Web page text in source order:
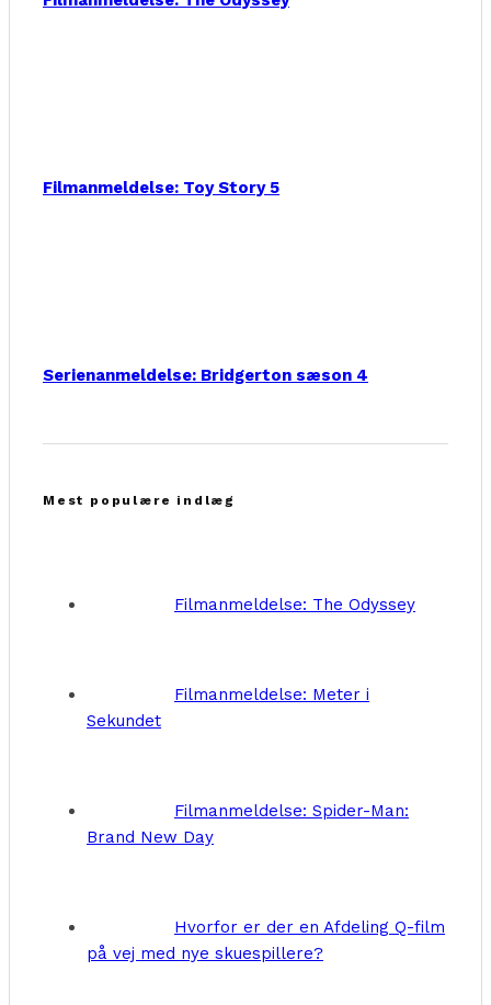
Filmanmeldelse: Toy Story 5
Serienanmeldelse: Bridgerton sæson 4
Mest populære indlæg
Filmanmeldelse: The Odyssey
Filmanmeldelse: Meter i
Sekundet
Filmanmeldelse: Spider-Man:
Brand New Day
Hvorfor er der en Afdeling Q-film
på vej med nye skuespillere?